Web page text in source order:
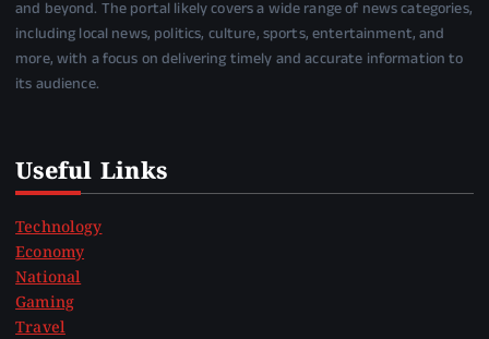
and beyond. The portal likely covers a wide range of news categories,
including local news, politics, culture, sports, entertainment, and
more, with a focus on delivering timely and accurate information to
its audience.
Useful Links
Technology
Economy
National
Gaming
Travel